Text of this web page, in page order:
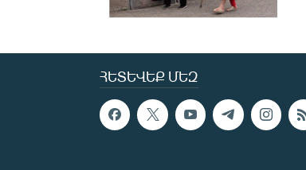
ՀԵՏԵՎԵՔ ՄԵԶ